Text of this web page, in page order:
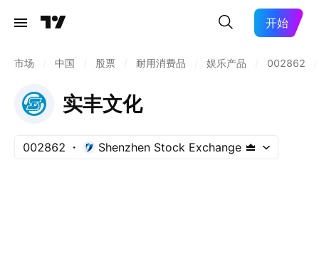
开始
市场 中国 股票 耐用消费品 娱乐产品 002862
实丰文化
002862 Shenzhen Stock Exchange